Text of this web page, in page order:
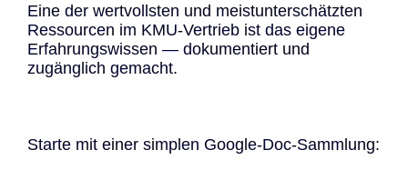
Eine der wertvollsten und meistunterschätzten
Ressourcen im KMU-Vertrieb ist das eigene
Erfahrungswissen — dokumentiert und
zugänglich gemacht.
Starte mit einer simplen Google-Doc-Sammlung: